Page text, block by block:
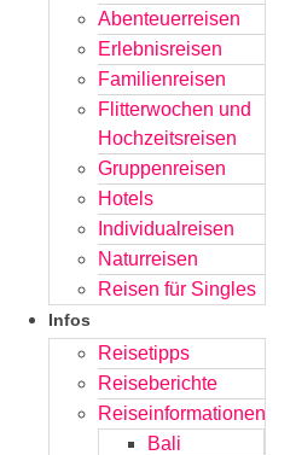
Abenteuerreisen
Erlebnisreisen
Familienreisen
Flitterwochen und
Hochzeitsreisen
Gruppenreisen
Hotels
Individualreisen
Naturreisen
Reisen für Singles
Infos
Reisetipps
Reiseberichte
Reiseinformationen
Bali